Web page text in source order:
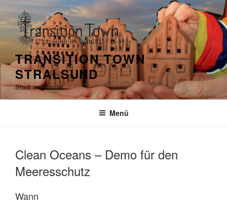
Inhalt
springen
TRANSITION TOWN
STRALSUND
Stadt im Wandel
Menü
Clean Oceans – Demo für den
Meeresschutz
Wann